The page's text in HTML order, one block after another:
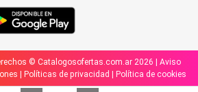
© Catalogosofertas.com.ar 2026 | Aviso
Políticas de privacidad Política de cookies